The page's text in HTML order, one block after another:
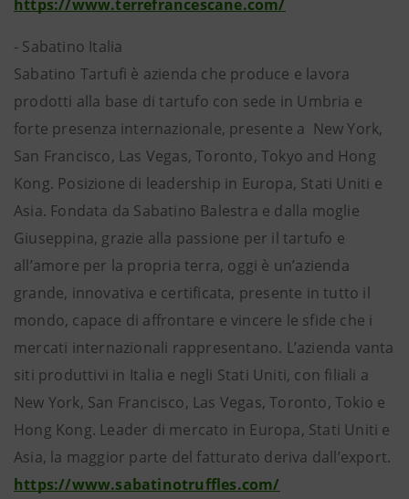
https://www.terrefrancescane.com/
- Sabatino Italia
Sabatino Tartufi è azienda che produce e lavora
prodotti alla base di tartufo con sede in Umbria e
forte presenza internazionale, presente a New York,
San Francisco, Las Vegas, Toronto, Tokyo and Hong
Kong. Posizione di leadership in Europa, Stati Uniti e
Asia. Fondata da Sabatino Balestra e dalla moglie
Giuseppina, grazie alla passione per il tartufo e
all’amore per la propria terra, oggi è un’azienda
grande, innovativa e certificata, presente in tutto il
mondo, capace di affrontare e vincere le sfide che i
mercati internazionali rappresentano. L’azienda vanta
siti produttivi in Italia e negli Stati Uniti, con filiali a
New York, San Francisco, Las Vegas, Toronto, Tokio e
Hong Kong. Leader di mercato in Europa, Stati Uniti e
Asia, la maggior parte del fatturato deriva dall’export.
https://www.sabatinotruffles.com/